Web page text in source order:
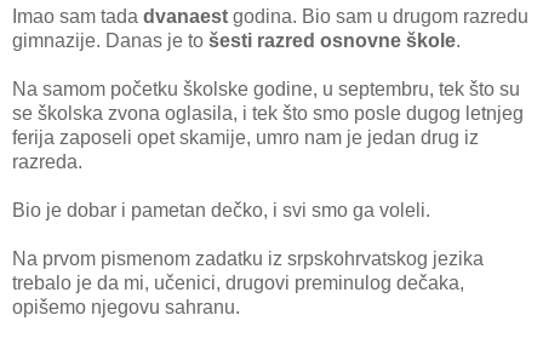
Imao sam tada dvanaest godina. Bio sam u drugom razredu
gimnazije. Danas je to šesti razred osnovne škole.
Na samom početku školske godine, u septembru, tek što su
se školska zvona oglasila, i tek što smo posle dugog letnjeg
ferija zaposeli opet skamije, umro nam je jedan drug iz
razreda.
Bio je dobar i pametan dečko, i svi smo ga voleli.
Na prvom pismenom zadatku iz srpskohrvatskog jezika
trebalo je da mi, učenici, drugovi preminulog dečaka,
opišemo njegovu sahranu.